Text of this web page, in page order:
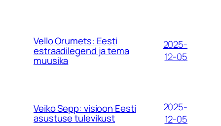
Vello Orumets: Eesti
estraadilegend ja tema
muusika
2025-
12-05
Veiko Sepp: visioon Eesti
asustuse tulevikust
2025-
12-05